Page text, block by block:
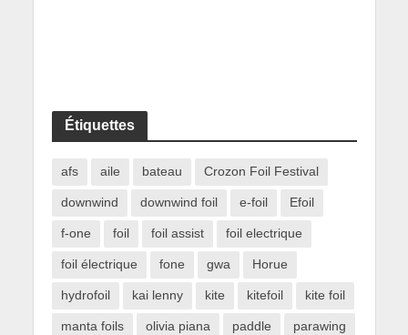
Étiquettes
afs aile bateau Crozon Foil Festival
downwind downwind foil e-foil Efoil
f-one foil foil assist foil electrique
foil électrique fone gwa Horue
hydrofoil kai lenny kite kitefoil kite foil
manta foils olivia piana paddle parawing